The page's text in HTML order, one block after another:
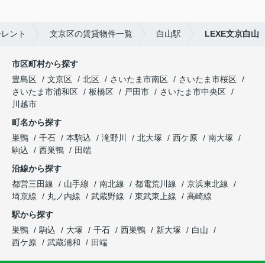
ント 文京区の賃貸物件一覧 白山駅 LEXE文京白山
市区町村から探す
豊島区
文京区 北区 さいたま市南区
さいたま市桜区
さいたま市浦和区
板橋区 戸田市
さいたま市中央区
川越市
町名から探す
巣鴨
千石 本駒込 滝野川 北大塚 西ケ原
南大塚
駒込
西巣鴨
田端
沿線から探す
都営三田線
山手線 南北線 都電荒川線
京浜東北線
埼京線
丸ノ内線 武蔵野線 東武東上線
高崎線
駅から探す
巣鴨
駒込 大塚 千石 西巣鴨 新大塚
白山
西ケ原
武蔵浦和 田端